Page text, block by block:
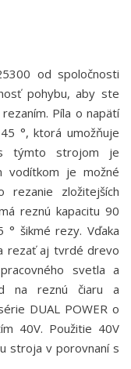
od spoločnosti
pohybu, aby ste
Píla o napätí
°, ktorá umožňuje
s týmto strojom je
vodítkom je možné
rezanie zložitejších
reznú kapacitu 90
šikmé rezy. Vďaka
rezať aj tvrdé drevo
svetla a
na reznú čiaru a
DUAL POWER o
40V. Použitie 40V
stroja v porovnaní s